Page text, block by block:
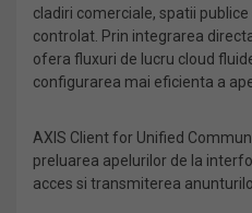
cladiri comerciale, spatii
controlat. Prin integrarea
ofera fluxuri de lucru cloud
configurarea mai eficienta a
AXIS Client for Unified
preluarea apelurilor de la
acces si transmiterea